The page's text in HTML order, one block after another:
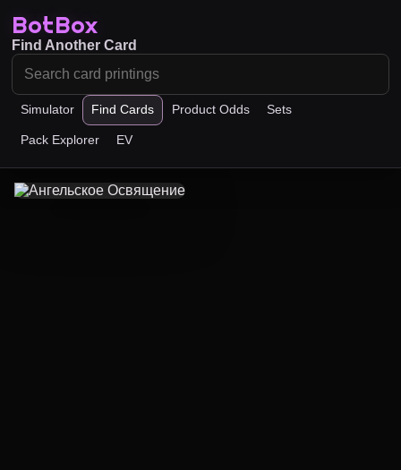
BotBox
Simulator Find Cards Product Odds Sets
Pack Explorer EV
Find Another Card